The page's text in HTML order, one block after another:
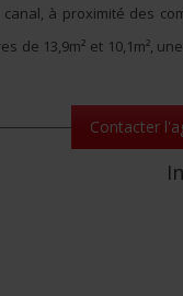
à proximité des
de 13,9m² et 10,1m²,
Contacter